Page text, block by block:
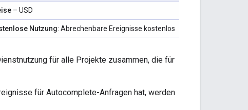
– USD
Nutzung: Abrechenbare Ereignisse kostenlos
für alle Projekte zusammen, die für
für Autocomplete-Anfragen hat, werden